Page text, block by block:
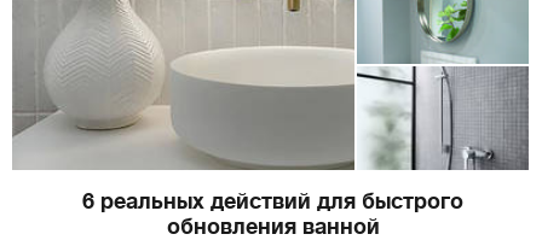
6 реальных действий для быстрого
обновления ванной